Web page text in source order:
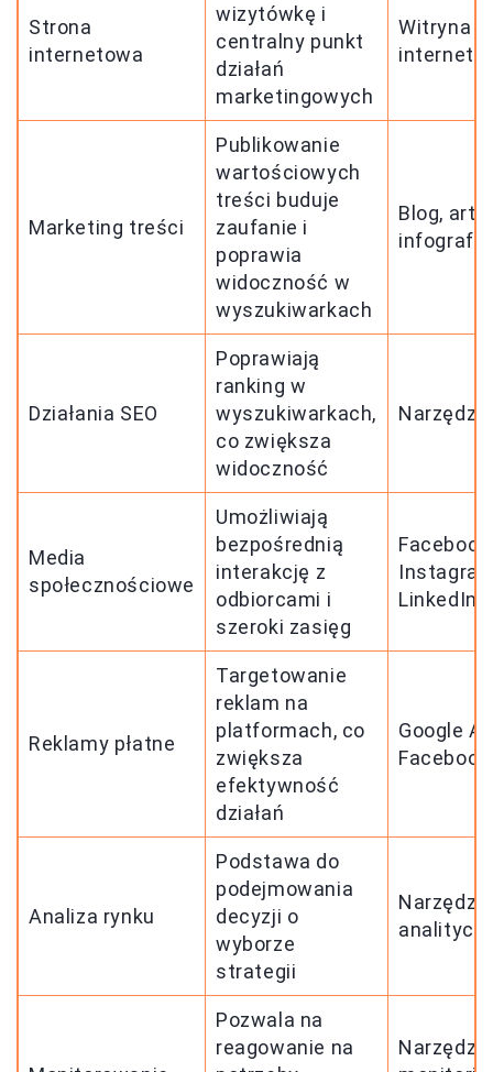
Strona
internetowa
wizytówkę i
centralny punkt
działań
marketingowych
Witryna
Marketing treści
Publikowanie
wartościowych
treści buduje
zaufanie i
poprawia
widoczność w
wyszukiwarkach
Blog,
Działania SEO
Poprawiają
ranking w
wyszukiwarkach,
co zwiększa
widoczność
Media
społecznościowe
Umożliwiają
bezpośrednią
interakcję z
odbiorcami i
szeroki zasięg
Facebook,
LinkedIn
Reklamy płatne
Targetowanie
reklam na
platformach, co
zwiększa
efektywność
działań
Google
Analiza rynku
Podstawa do
podejmowania
decyzji o
wyborze
strategii
Narzędzia
Pozwala na
reagowanie na